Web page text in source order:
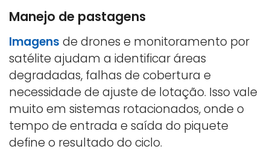
Manejo de pastagens
Imagens de drones e monitoramento por
satélite ajudam a identificar áreas
degradadas, falhas de cobertura e
necessidade de ajuste de lotação. Isso vale
muito em sistemas rotacionados, onde o
tempo de entrada e saída do piquete
define o resultado do ciclo.